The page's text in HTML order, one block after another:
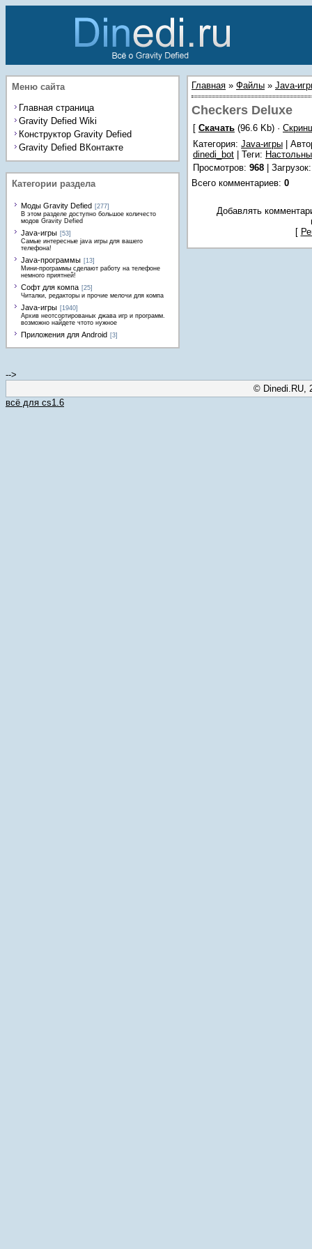
Меню сайта
Главная страница
Gravity Defied Wiki
Конструктор Gravity Defied
Gravity Defied ВКонтакте
Категории раздела
Моды Gravity Defied [277]
В этом разделе доступно большое количесто
модов Gravity Defied
Java-игры [53]
Самые интересные java игры для вашего
телефона!
Java-программы [13]
Мини-программы сделают работу на телефоне
немного приятней!
Софт для компа [25]
Читалки, редакторы и прочие мелочи для компа
Java-игры [1940]
Архив неотсортированых джава игр и программ.
возможно найдете чтото нужное
Приложения для Android [3]
Главная » Файлы » Java-
Checkers Deluxe
[ Скачать (96.6 Kb) ·
Категория: Java-игры |
dinedi_bot
Теги:
Просмотров: 968 Загрузок
Всего комментариев: 0
Добавлять
[
-->
© Dinedi.RU,
всё для cs1.6